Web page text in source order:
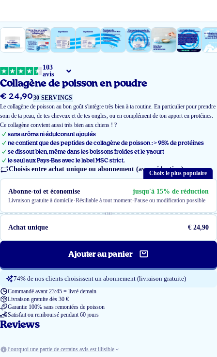
103
avis
Collagène de poisson en poudre
Prix
régulier
€ 24,9030 SERVINGS
Le collagène de poisson au bon goût s'intègre très bien à ta routine. En particulier pour prendre
soin de ta peau, de tes cheveux et de tes ongles, ou en complément de ton apport en protéines.
Ce collagène convient aussi très bien aux chiens ! ?
sans arôme ni édulcorant ajoutés
ne contient que des peptides de collagène de poisson : > 95% de protéines
se dissout bien, même dans les boissons froides et le yaourt
le seul aux Pays-Bas avec le label MSC strict.
Choisis entre achat unique ou abonnement (avec réduction)
Choix le plus populaire
Abonne-toi et économise jusqu'à 15% de réduction
Livraison gratuite à domicile·Résiliable à tout moment·Pause ou modification possible
ou
Achat unique
€ 24,90
Ajouter au panier
74% de nos clients choisissent un abonnement (livraison gratuite)
Commandé avant 23:45 = livré demain
Livraison gratuite dès 30 €
Garantie 100% sans remontées de poisson
Satisfait ou remboursé pendant 60 jours
Reviews
Pourquoi une partie de certains avis est illisible